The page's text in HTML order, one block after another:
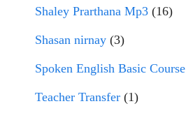
Shaley Prarthana Mp3 (16)
Shasan nirnay (3)
Spoken English Basic Course
Teacher Transfer (1)